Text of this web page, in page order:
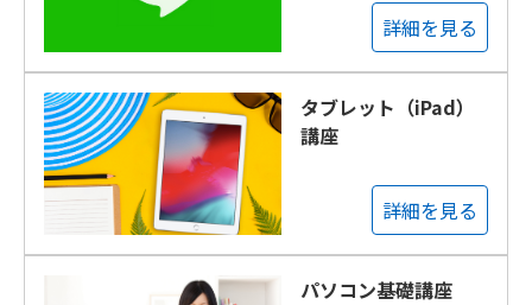
詳細を見る
タブレット（iPad）
講座
詳細を見る
パソコン基礎講座